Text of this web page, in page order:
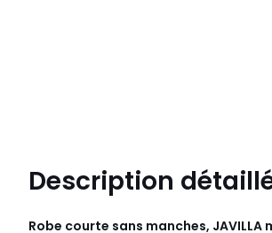
Description
Robe courte sans manches, JAVILLA